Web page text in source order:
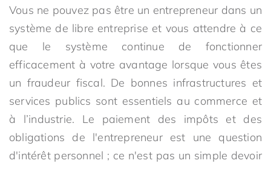
Vous ne pouvez pas être un entrepreneur dans un
système de libre entreprise et vous attendre à ce
que le système continue de fonctionner
efficacement à votre avantage lorsque vous êtes
un fraudeur fiscal. De bonnes infrastructures et
services publics sont essentiels au commerce et
à l’industrie. Le paiement des impôts et des
obligations de l'entrepreneur est une question
d'intérêt personnel ; ce n'est pas un simple devoir